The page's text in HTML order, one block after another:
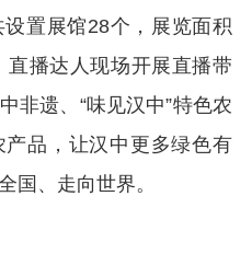
置展馆28个，展览面积
播达人现场开展直播带
非遗、“味见汉中”特色农
品，让汉中更多绿色有
国、走向世界。